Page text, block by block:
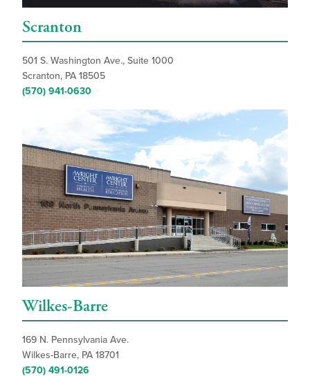
Scranton
501 S. Washington Ave., Suite 1000
Scranton, PA 18505
(570) 941-0630
Wilkes-Barre
169 N. Pennsylvania Ave.
Wilkes-Barre, PA 18701
(570) 491-0126